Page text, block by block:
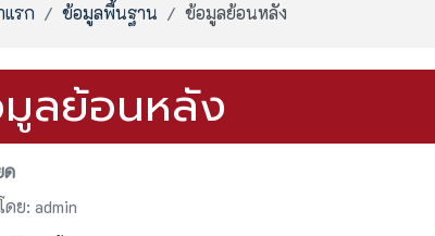
รก ข้อมูลพื้นฐาน ข้อมูลย้อนหลัง
ลย้อนหลัง
ด
ดย: admin